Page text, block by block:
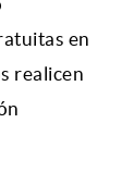
en
realicen